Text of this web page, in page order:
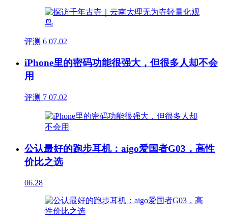
评测 6 07.02
iPhone里的密码功能很强大，但很多人却不会
用
评测 7 07.02
公认最好的跑步耳机：aigo爱国者G03，高性
价比之选
06.28